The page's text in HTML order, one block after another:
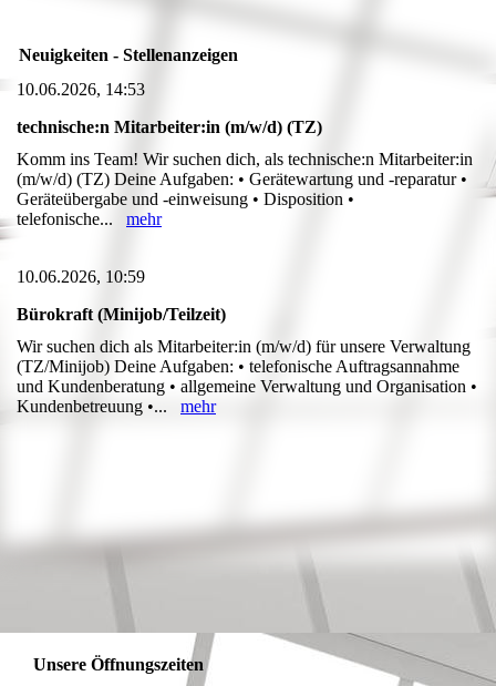
Neuigkeiten - Stellenanzeigen
10.06.2026, 14:53
technische:n Mitarbeiter:in (m/w/d) (TZ)
Komm ins Team! Wir suchen dich, als technische:n Mitarbeiter:in
(m/w/d) (TZ) Deine Aufgaben: • Gerätewartung und -reparatur •
Geräteübergabe und -einweisung • Disposition •
telefonische... mehr
10.06.2026, 10:59
Bürokraft (Minijob/Teilzeit)
Wir suchen dich als Mitarbeiter:in (m/w/d) für unsere Verwaltung
(TZ/Minijob) Deine Aufgaben: • telefonische Auftragsannahme
und Kundenberatung • allgemeine Verwaltung und Organisation •
Kundenbetreuung •... mehr
Unsere Öffnungszeiten